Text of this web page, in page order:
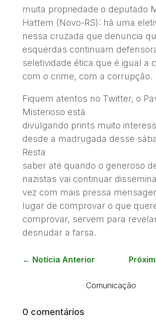
muita propriedade o deputado
Hattem (Novo-RS): há uma
nessa cruzada que denuncia
esquerdas continuam
seletividade ética que é igual a
com o crime, com a corrupção.
Fiquem atentos no Twitter, o
Misterioso está
divulgando prints muito
desde a madrugada desse
Resta
saber até quando o generoso
nazistas vai continuar
vez com mais pressa
lugar de comprovar o que
comprovar, servem para
desnudar a farsa.
← Notícia Anterior
Comunicação
0 comentários